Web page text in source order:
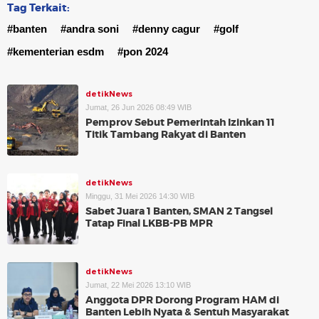
Tag Terkait:
#banten #andra soni #denny cagur
#golf
#kementerian esdm
#pon 2024
detikNews
Jumat, 26 Jun 2026 08:49 WIB
Pemprov Sebut Pemerintah Izinkan 11
Titik Tambang Rakyat di Banten
detikNews
Minggu, 31 Mei 2026 14:30 WIB
Sabet Juara 1 Banten, SMAN 2 Tangsel
Tatap Final LKBB-PB MPR
detikNews
Jumat, 22 Mei 2026 13:10 WIB
Anggota DPR Dorong Program HAM di
Banten Lebih Nyata & Sentuh Masyarakat